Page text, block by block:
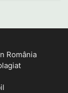
România